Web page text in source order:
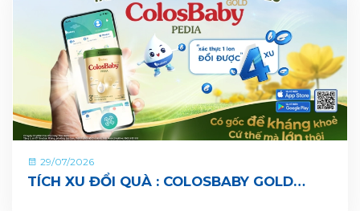
29/07/2026
TÍCH XU ĐỔI QUÀ : COLOSBABY GOLD